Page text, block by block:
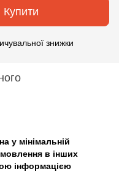
Купити
знижки
у мінімальній
в інших
інформацією